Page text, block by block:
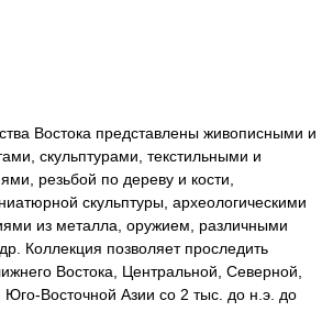
Востока представлены живописными и
скульптурами, текстильными и
резьбой по дереву и кости,
скульптуры, археологическими
из металла, оружием, различными
Коллекция позволяет проследить
Востока, Центральной, Северной,
Восточной Азии со 2 тыс. до н.э. до